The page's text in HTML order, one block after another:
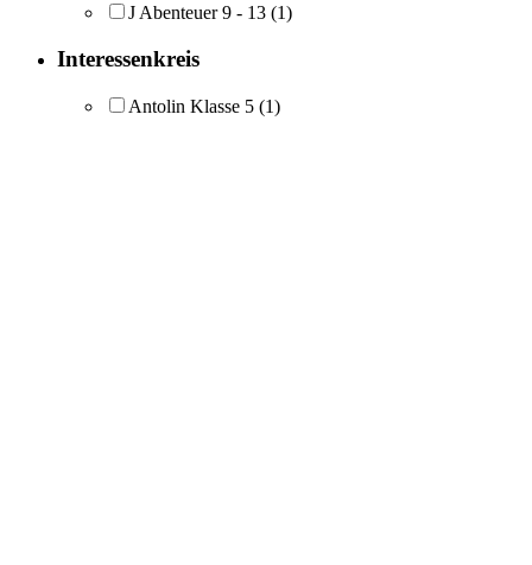
J Abenteuer 9 - 13 (1)
Interessenkreis
Antolin Klasse 5 (1)